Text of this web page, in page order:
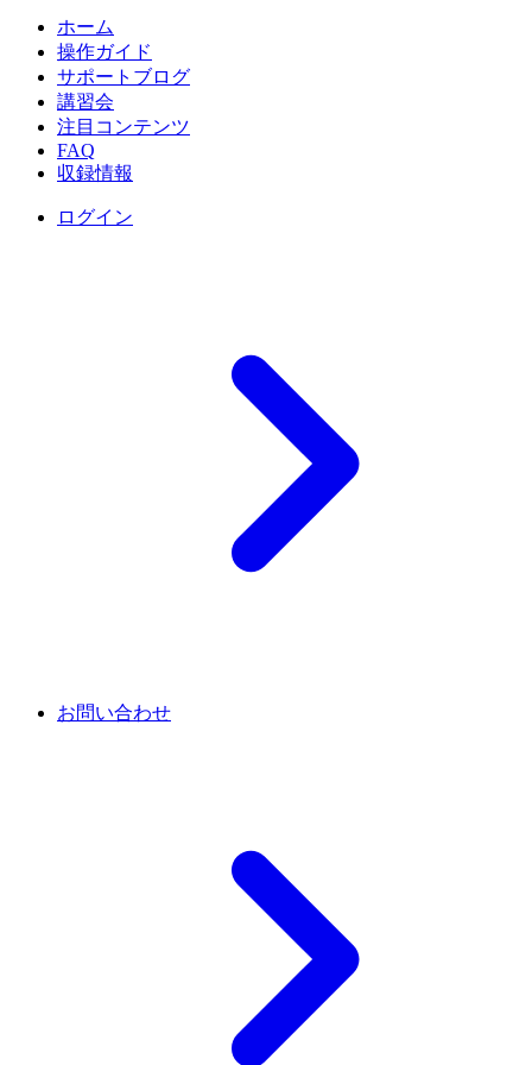
ホーム
操作ガイド
サポートブログ
講習会
注目コンテンツ
FAQ
収録情報
ログイン
お問い合わせ